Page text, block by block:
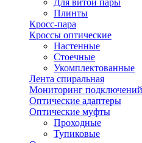
Для витой пары
Плинты
Кросс-пара
Кроссы оптические
Настенные
Стоечные
Укомплектованные
Лента спиральная
Мониторинг подключений
Оптические адаптеры
Оптические муфты
Проходные
Тупиковые